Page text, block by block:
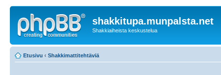
shakkitupa.munpalsta.net
Shakkiaiheista keskustelua
Etusivu ‹ Shakkimattitehtäviä